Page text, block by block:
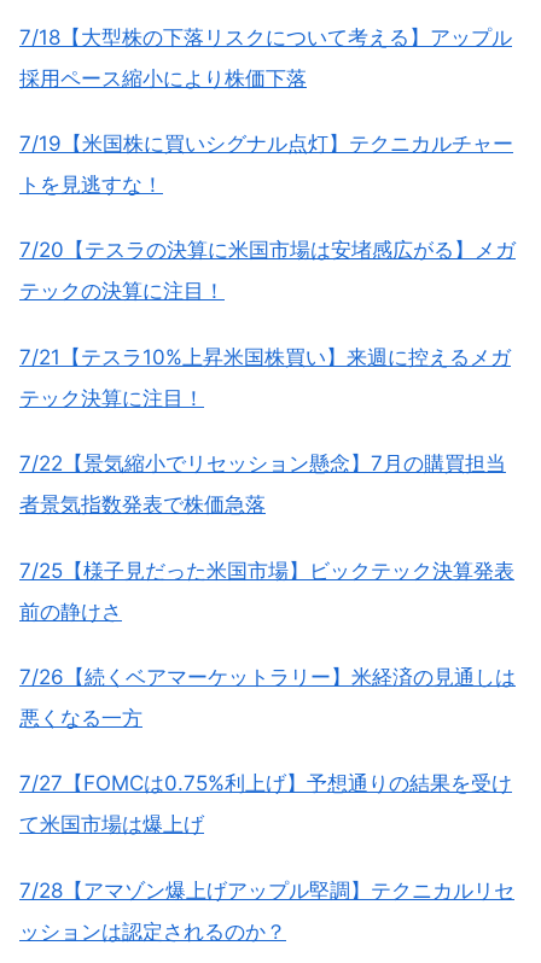
7/18【大型株の下落リスクについて考える】アップル
採用ペース縮小により株価下落
7/19【米国株に買いシグナル点灯】テクニカルチャー
トを見逃すな！
7/20【テスラの決算に米国市場は安堵感広がる】メガ
テックの決算に注目！
7/21【テスラ10%上昇米国株買い】来週に控えるメガ
テック決算に注目！
7/22【景気縮小でリセッション懸念】7月の購買担当
者景気指数発表で株価急落
7/25【様子見だった米国市場】ビックテック決算発表
前の静けさ
7/26【続くベアマーケットラリー】米経済の見通しは
悪くなる一方
7/27【FOMCは0.75%利上げ】予想通りの結果を受け
て米国市場は爆上げ
7/28【アマゾン爆上げアップル堅調】テクニカルリセ
ッションは認定されるのか？